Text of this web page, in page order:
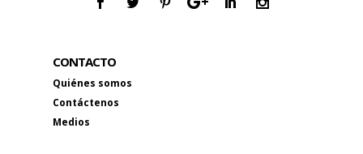
CONTACTO
Quiénes somos
Contáctenos
Medios